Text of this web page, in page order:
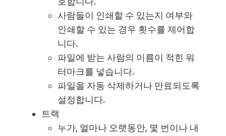
사람들이 인쇄할 수 있는지 여부와
인쇄할 수 있는 경우 횟수를 제어합
니다.
파일에 받는 사람의 이름이 적힌 워
터마크를 넣습니다.
파일을 자동 삭제하거나 만료되도록
설정합니다.
트랙
누가, 얼마나 오랫동안, 몇 번이나 내